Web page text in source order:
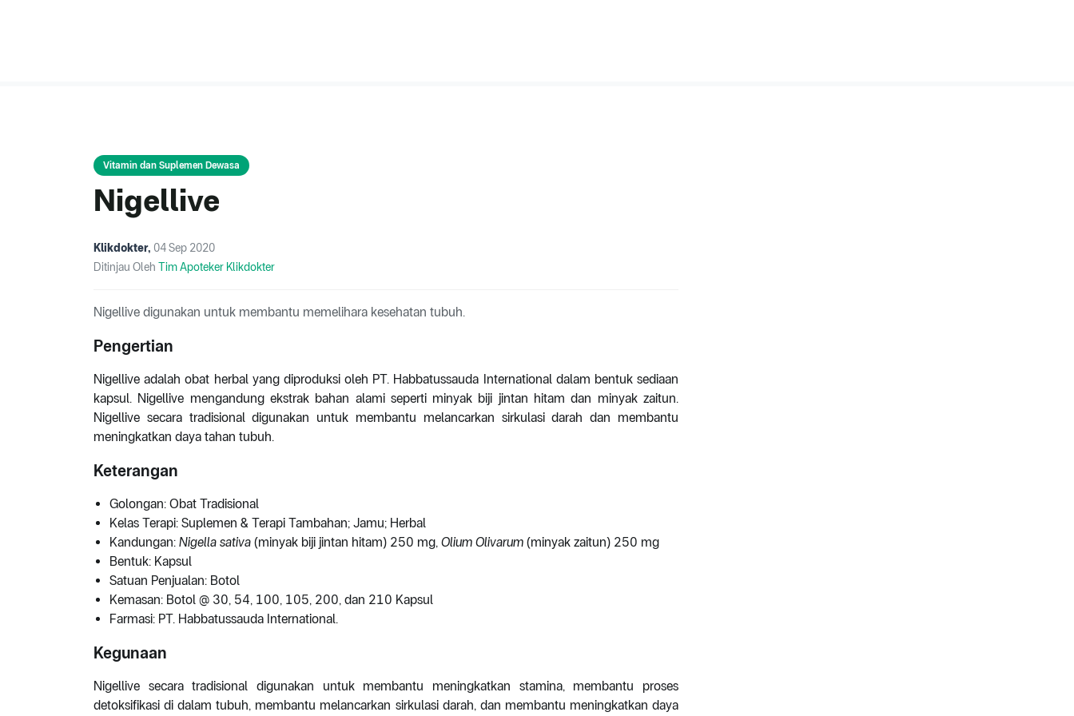
Vitamin dan Suplemen Dewasa
Nigellive
Klikdokter, 04 Sep 2020
Ditinjau Oleh Tim Apoteker Klikdokter
Nigellive digunakan untuk membantu memelihara kesehatan tubuh.
Pengertian
Nigellive adalah obat herbal yang diproduksi oleh PT. Habbatussauda International dalam bentuk sediaan
kapsul. Nigellive mengandung ekstrak bahan alami seperti minyak biji jintan hitam dan minyak zaitun.
Nigellive secara tradisional digunakan untuk membantu melancarkan sirkulasi darah dan membantu
meningkatkan daya tahan tubuh.
Keterangan
Golongan: Obat Tradisional
Kelas Terapi: Suplemen & Terapi Tambahan; Jamu; Herbal
Kandungan: Nigella sativa (minyak biji jintan hitam) 250 mg, Olium Olivarum (minyak zaitun) 250 mg
Bentuk: Kapsul
Satuan Penjualan: Botol
Kemasan: Botol @ 30, 54, 100, 105, 200, dan 210 Kapsul
Farmasi: PT. Habbatussauda International.
Kegunaan
Nigellive secara tradisional digunakan untuk membantu meningkatkan stamina, membantu proses
detoksifikasi di dalam tubuh, membantu melancarkan sirkulasi darah, dan membantu meningkatkan daya